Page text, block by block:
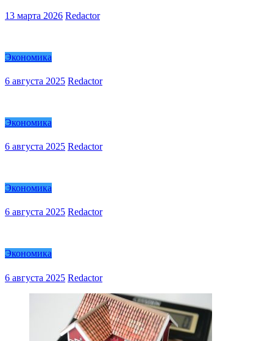
13 марта 2026 Redactor
Экономика
6 августа 2025 Redactor
Экономика
6 августа 2025 Redactor
Экономика
6 августа 2025 Redactor
Экономика
6 августа 2025 Redactor